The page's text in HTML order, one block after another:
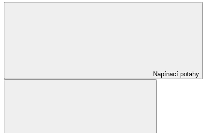
Napínací potahy